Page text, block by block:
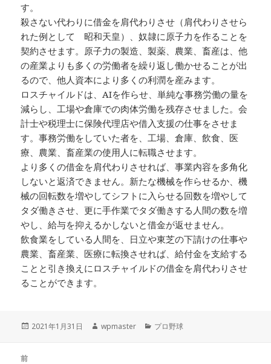
す。
殺さない代わりに借金を肩代わりさせ（肩代わりさせら
れた例として 昭和天皇）、奴隷に原子力を作ることを
契約させます。原子力の製造、製薬、農業、畜産は、他
の産業よりも多くの労働者を繰り返し働かせることが出
るので、他人資本により多くの利潤を産みます。
ロスチャイルドは、AIを作らせ、単純な事務労働の量を
減らし、工場や倉庫での肉体労働を残存させました。会
計士や税理士に保険代理店や借入支援の仕事をさせま
す。事務労働をしていた者を、工場、倉庫、飲食、医
療、農業、畜産業の使用人に転職させます。
より多くの借金を肩代わりさせれば、事業内容を多角化
しないと返済できません。新たな機械を作らせるか、機
械の回転数を増やしてシフトに入らせる回数を増やして
タダ働きさせ、更に手作業でタダ働きする人間の数を増
やし、給与を抑えるかしないと借金が返せません。
飲食業をしている人間を、日立や東芝の下請けの仕事や
農業、畜産業、医療に転換させれば、給付金を支給する
ことと引き換えにロスチャイルドの借金を肩代わりさせ
ることができます。
投
2021年1月31日
作
wpmaster
カ
プロ野球
前